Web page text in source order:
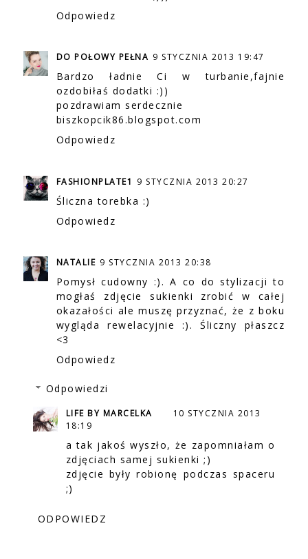
Odpowiedz
DO POŁOWY PEŁNA 9 STYCZNIA 2013 19:47
Bardzo ładnie Ci w turbanie,fajnie
ozdobiłaś dodatki :))
pozdrawiam serdecznie
biszkopcik86.blogspot.com
Odpowiedz
FASHIONPLATE1 9 STYCZNIA 2013 20:27
Śliczna torebka :)
Odpowiedz
NATALIE 9 STYCZNIA 2013 20:38
Pomysł cudowny :). A co do stylizacji to
mogłaś zdjęcie sukienki zrobić w całej
okazałości ale muszę przyznać, że z boku
wygląda rewelacyjnie :). Śliczny płaszcz
<3
Odpowiedz
Odpowiedzi
LIFE BY MARCELKA
10 STYCZNIA 2013
18:19
a tak jakoś wyszło, że zapomniałam o
zdjęciach samej sukienki ;)
zdjęcie były robionę podczas spaceru
;)
ODPOWIEDZ